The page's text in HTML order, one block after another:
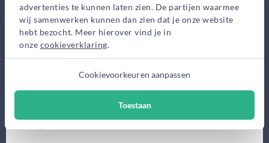
advertenties te kunnen laten zien. De partijen waarmee
wij samenwerken kunnen dan zien dat je onze website
hebt bezocht. Meer hierover vind je in
onze cookieverklaring.
Cookievoorkeuren aanpassen
Toestaan